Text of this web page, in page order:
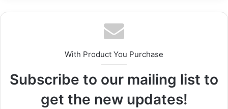
With Product You Purchase
Subscribe to our mailing list to
get the new updates!